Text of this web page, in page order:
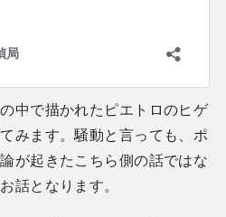
中で描かれたピエトロのヒゲ
みます。騒動と言っても、ポ
が起きたこちら側の話ではな
話となります。